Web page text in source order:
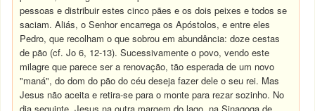
pessoas e distribuir estes cinco pães e os dois peixes e todos se
saciam. Aliás, o Senhor encarrega os Apóstolos, e entre eles
Pedro, que recolham o que sobrou em abundância: doze cestas
de pão (cf. Jo 6, 12-13). Sucessivamente o povo, vendo este
milagre que parece ser a renovação, tão esperada de um novo
"maná", do dom do pão do céu deseja fazer dele o seu rei. Mas
Jesus não aceita e retira-se para o monte para rezar sozinho. No